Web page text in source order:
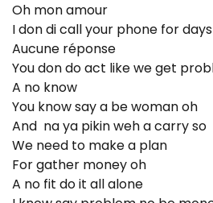
Oh mon amour
I don di call your phone for days
Aucune réponse
You don do act like we get
A no know
You know say a be woman oh
And na ya pikin weh a carry so
We need to make a plan
For gather money oh
A no fit do it all alone